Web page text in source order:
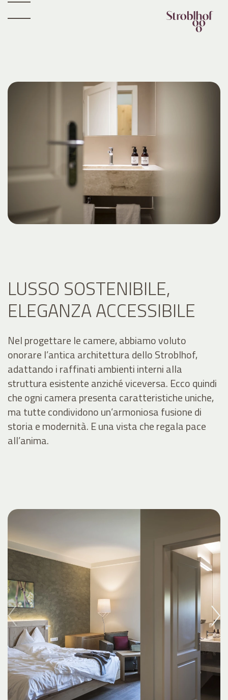
LUSSO SOSTENIBILE,
ELEGANZA ACCESSIBILE
Nel progettare le camere, abbiamo voluto
onorare l’antica architettura dello Stroblhof,
adattando i raffinati ambienti interni alla
struttura esistente anziché viceversa. Ecco quindi
che ogni camera presenta caratteristiche uniche,
ma tutte condividono un’armoniosa fusione di
storia e modernità. E una vista che regala pace
all’anima.